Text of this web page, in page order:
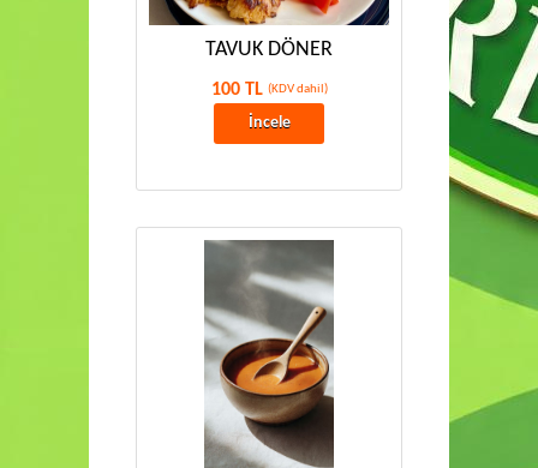
TAVUK DÖNER
100 TL (KDV dahil)
İncele